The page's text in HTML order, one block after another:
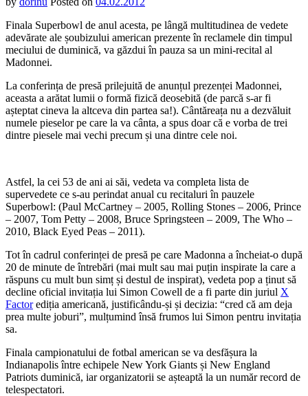
Superbowl
2012
Finala Superbowl de anul acesta, pe lângă multitudinea de vedete
adevărate ale șoubizului american prezente în reclamele din timpul
meciului de duminică, va găzdui în pauza sa un mini-recital al
Madonnei.
La conferința de presă prilejuită de anunțul prezenței Madonnei,
aceasta a arătat lumii o formă fizică deosebită (de parcă s-ar fi
așteptat cineva la altceva din partea sa!). Cântăreața nu a dezvăluit
numele pieselor pe care la va cânta, a spus doar că e vorba de trei
dintre piesele mai vechi precum și una dintre cele noi.
Astfel, la cei 53 de ani ai săi, vedeta va completa lista de
supervedete ce s-au perindat anual cu recitaluri în pauzele
Superbowl: (Paul McCartney – 2005, Rolling Stones – 2006, Prince
– 2007, Tom Petty – 2008, Bruce Springsteen – 2009, The Who –
2010, Black Eyed Peas – 2011).
Tot în cadrul conferinței de presă pe care Madonna a încheiat-o după
20 de minute de întrebări (mai mult sau mai puțin inspirate la care a
răspuns cu mult bun simț și destul de inspirat), vedeta pop a ținut să
decline oficial invitația lui Simon Cowell de a fi parte din juriul X
Factorediția americană, justificându-și și decizia: “cred că am deja
prea multe joburi”, mulțumind însă frumos lui Simon pentru invitația
sa.
Finala campionatului de fotbal american se va desfășura la
Indianapolis între echipele New York Giants și New England
Patriots duminică, iar organizatorii se așteaptă la un număr record de
telespectatori.